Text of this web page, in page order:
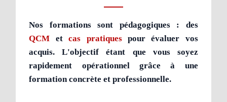
Nos formations sont pédagogiques : des
QCM etcas pratiquespour évaluer vos
acquis. L'objectif étant que vous soyez
rapidement opérationnel grâce à une
formation concrète et professionnelle.